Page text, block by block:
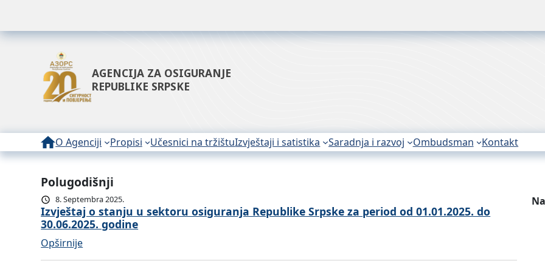
AGENCIJA ZA OSIGURANJE
REPUBLIKE SRPSKE
O Agenciji Propisi Učesnici na tržištuIzvještaji i satistika Saradnja i razvoj Ombudsman Kontakt
Polugodišnji
8. Septembra 2025.
Izvještaj o stanju u sektoru osiguranja Republike Srpske za period od 01.01.2025. do
30.06.2025. godine
Opširnije:
I